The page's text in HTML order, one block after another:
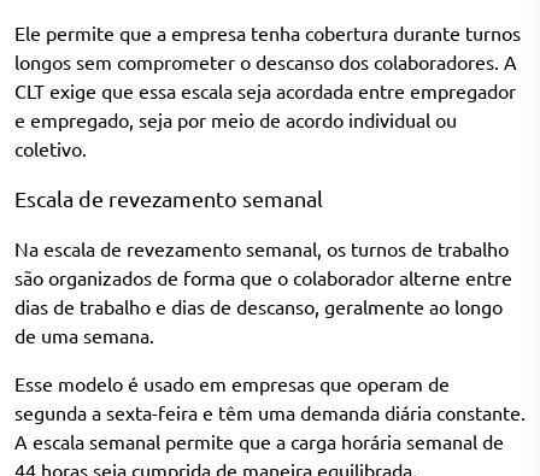
Ele permite que a empresa tenha cobertura durante turnos
longos sem comprometer o descanso dos colaboradores. A
CLT exige que essa escala seja acordada entre empregador
e empregado, seja por meio de acordo individual ou
coletivo.
Escala de revezamento semanal
Na escala de revezamento semanal, os turnos de trabalho
são organizados de forma que o colaborador alterne entre
dias de trabalho e dias de descanso, geralmente ao longo
de uma semana.
Esse modelo é usado em empresas que operam de
segunda a sexta-feira e têm uma demanda diária constante.
A escala semanal permite que a carga horária semanal de
44 horas seja cumprida de maneira equilibrada.